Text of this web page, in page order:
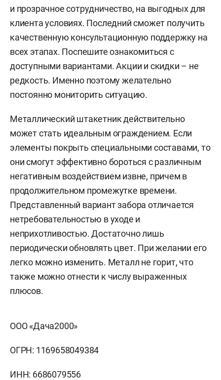
и прозрачное сотрудничество, на выгодных для
клиента условиях. Последний сможет получить
качественную консультационную поддержку на
всех этапах. Поспешите ознакомиться с
доступными вариантами. Акции и скидки – не
редкость. Именно поэтому желательно
постоянно мониторить ситуацию.
Металлический штакетник действительно
может стать идеальным ограждением. Если
элементы покрыть специальными составами, то
они смогут эффективно бороться с различным
негативным воздействием извне, причем в
продолжительном промежутке времени.
Представленный вариант забора отличается
нетребовательностью в уходе и
неприхотливостью. Достаточно лишь
периодически обновлять цвет. При желании его
легко можно изменить. Металл не горит, что
также можно отнести к числу выраженных
плюсов.
ООО «Дача2000»
ОГРН: 1169658049384
ИНН: 6686079556